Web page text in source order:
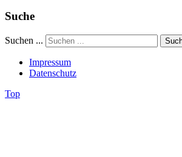
Suche
Suchen ...
Impressum
Datenschutz
Top